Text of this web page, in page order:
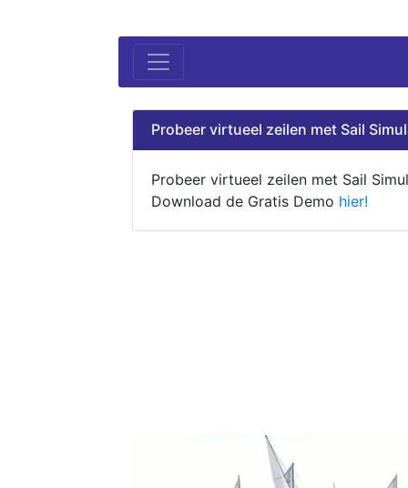
Probeer virtueel zeilen met Sail
Probeer virtueel zeilen met Sail
Download de Gratis Demo hier!